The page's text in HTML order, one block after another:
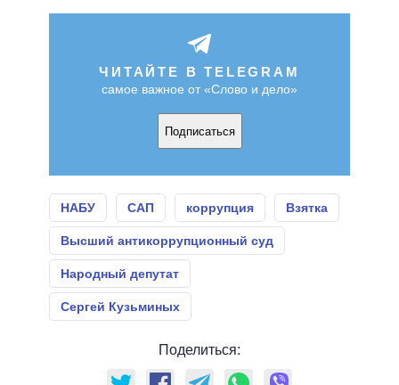
ЧИТАЙТЕ В TELEGRAM
самое важное от «Слово и дело»
Подписаться
НАБУ САП коррупция Взятка
Высший антикоррупционный суд
Народный депутат
Сергей Кузьминых
Поделиться: